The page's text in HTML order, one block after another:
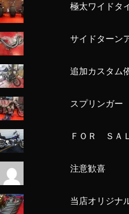
極太ワイドタ
サイドターン
追加カスタム
スプリンガー
ＦＯＲ ＳＡ
注意歓喜
当店オリジナ